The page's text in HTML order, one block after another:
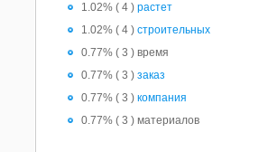
1.02% ( 4 ) растет
1.02% ( 4 ) строительных
0.77% ( 3 ) время
0.77% ( 3 ) заказ
0.77% ( 3 ) компания
0.77% ( 3 ) материалов